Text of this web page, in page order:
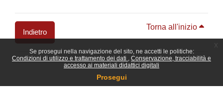
Se prosegui nella navigazione del sito, ne accetti le politiche:
Condizioni di utilizzo e trattamento dei dati
Conservazione, tracciabilità e
accesso ai materiali didattici digitali
Prosegui
Indietro
Torna all'inizio
Blocchi